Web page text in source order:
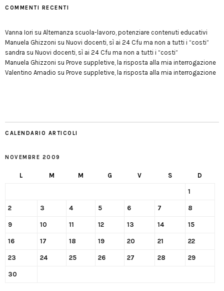
COMMENTI RECENTI
Vanna Iori su Alternanza scuola-lavoro, potenziare contenuti educativi
Manuela Ghizzoni su Nuovi docenti, sì ai 24 Cfu ma non a tutti i “costi”
sandra su Nuovi docenti, sì ai 24 Cfu ma non a tutti i “costi”
Manuela Ghizzoni su Prove suppletive, la risposta alla mia interrogazione
Valentino Amadio su Prove suppletive, la risposta alla mia interrogazione
CALENDARIO ARTICOLI
NOVEMBRE 2009
L M M G V S D
1
2 3 4 5 6 7 8
9 10 11 12 13 14 15
16 17 18 19 20 21 22
23 24 25 26 27 28 29
30